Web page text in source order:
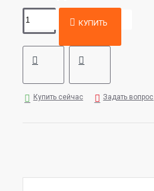
КУПИТЬ
Купить сейчас Задать вопрос